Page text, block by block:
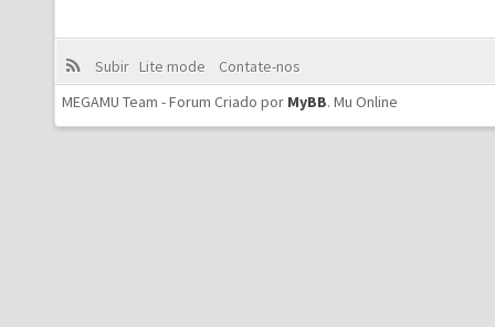
Subir Lite mode
Contate-nos
MEGAMU Team - Forum Criado por MyBB. Mu Online